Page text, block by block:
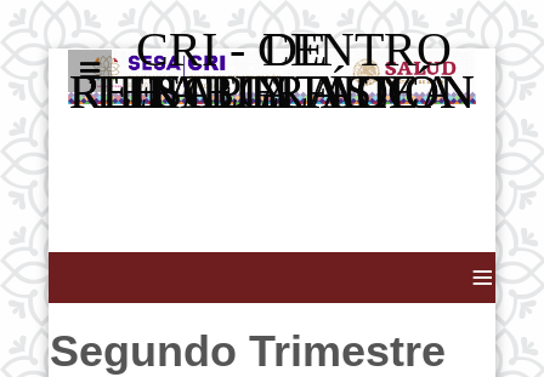
CRI - CENTRO DE
REHABILITACIÓN INTEGRAL Y ESCUELA DE TERAPIA FÍSICA Y REHABILITACIÓN
≡
Segundo Trimestre